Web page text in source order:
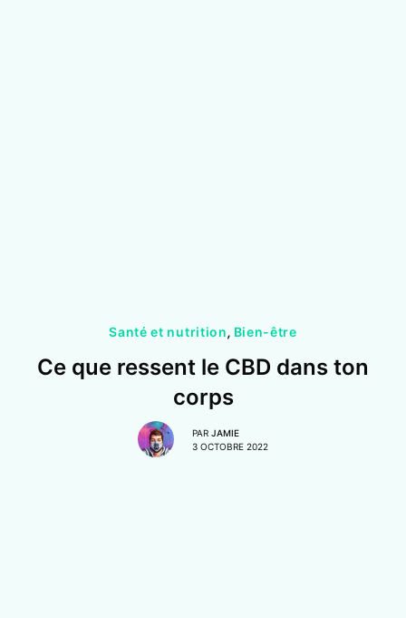
Santé et nutrition, Bien-être
Ce que ressent le CBD dans ton
corps
PAR JAMIE
3 OCTOBRE 2022